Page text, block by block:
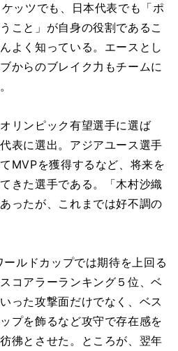
ッツでも、日本代表でも「ポ
こと」が自身の役割であるこ
よく知っている。エースとし
からのブレイク力もチームに
リンピック有望選手に選ば
表に選出。アジアユース選手
MVPを獲得するなど、将来を
きた選手である。「木村沙織
ったが、これまでは好不調の
ルドカップでは期待を上回る
コアラーランキング５位、ベ
った攻撃面だけでなく、ベス
プを飾るなど攻守で存在感を
彿とさせた。ところが、翌年